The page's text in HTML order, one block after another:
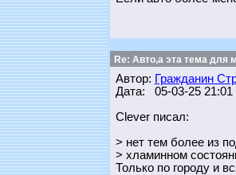
Re: Авто,а эта тема для
Автор: Гражданин
Дата: 05-03-25 21:01
Clever писал:
> нет тем более из
> хламинном
Только по городу и